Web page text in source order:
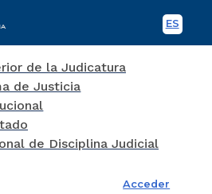
ES
Acceder